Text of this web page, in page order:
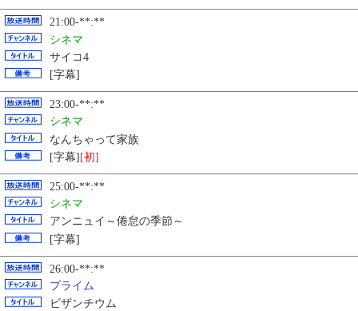
21:00-**:**
シネマ
サイコ4
[字幕]
23:00-**:**
シネマ
なんちゃって家族
[字幕] [初]
25:00-**:**
シネマ
アンニュイ～倦怠の季節～
[字幕]
26:00-**:**
プライム
ビザンチウム